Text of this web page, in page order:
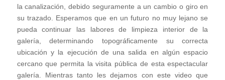
la canalización, debido seguramente a un cambio o giro en
su trazado. Esperamos que en un futuro no muy lejano se
pueda continuar las labores de limpieza interior de la
galería, determinando topográficamente su correcta
ubicación y la ejecución de una salida en algún espacio
cercano que permita la visita pública de esta espectacular
galería. Mientras tanto les dejamos con este video que